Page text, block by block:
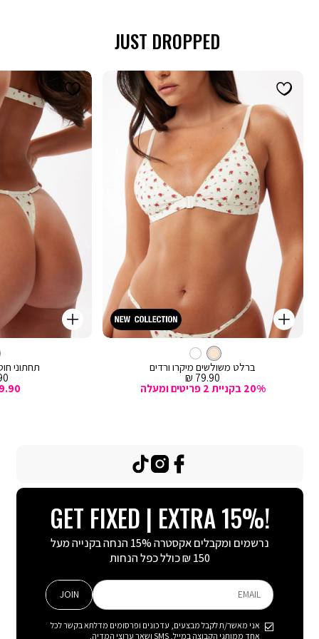
JUST DROPPED
קנייה
מהירה
צבע
קרם
ברלט משולשים מיקרו ורדים
מחיר
מכירה
79.90 ₪
20% בקניית 2 פריטים ומעלה
ברלט
קנייה
מהירה
תחתוני
₪
GET FIXED | EXTRA 15%!
נרשמים ומקבלים אקסטרה 15% הנחה בקנייה מעל
150 ₪ כולל כפל הנחות
EMAIL
אני מאשר/ת לקבל מבצעים, עדכונים ופרסומים מדלתא בקשר לכל
אחד ממותגי הקבוצה במייל, SMS ושאר ערוצי המדיה.
JOIN